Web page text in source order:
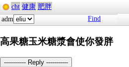
cht 健康 肥胖
adm
Find
高果糖玉米糖漿會使你發胖
----------- Reply -----------